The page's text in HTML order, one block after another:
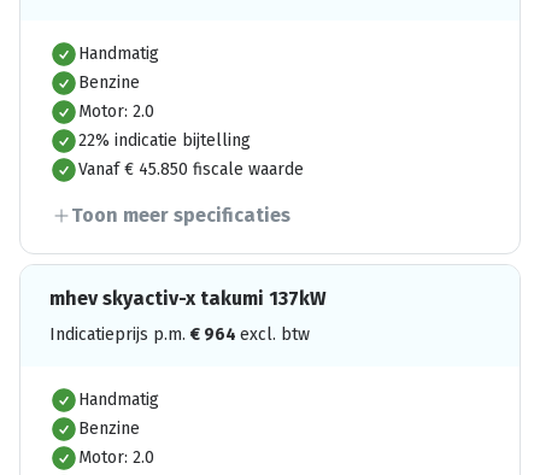
Handmatig
Benzine
Motor: 2.0
22% indicatie bijtelling
Vanaf € 45.850 fiscale waarde
Toon meer specificaties
mhev skyactiv-x takumi 137kW
Indicatieprijs p.m. € 964 excl. btw
Handmatig
Benzine
Motor: 2.0